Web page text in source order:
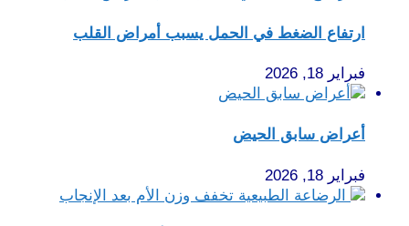
ارتفاع الضغط في الحمل يسبب أمراض القلب
فبراير 18, 2026
أعراض سابق الحيض
فبراير 18, 2026